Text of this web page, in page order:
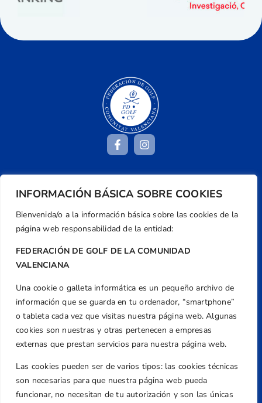
INFORMACIÓN BÁSICA SOBRE COOKIES
Bienvenida/o a la información básica sobre las cookies de la
página web responsabilidad de la entidad:
FEDERACIÓN DE GOLF DE LA COMUNIDAD
VALENCIANA
Una cookie o galleta informática es un pequeño archivo de
información que se guarda en tu ordenador, “smartphone”
o tableta cada vez que visitas nuestra página web. Algunas
cookies son nuestras y otras pertenecen a empresas
externas que prestan servicios para nuestra página web.
Las cookies pueden ser de varios tipos: las cookies técnicas
son necesarias para que nuestra página web pueda
funcionar, no necesitan de tu autorización y son las únicas
Dirección
Caballero, Nº 5, Despachos 2 y 3, 46980,
Valencia
Teléfono
federacion@golfcv.com
Aviso Legal
Política de Privacidad
Normativa
Federación